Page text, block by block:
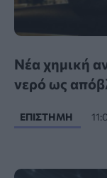
Νέα χημική
νερό ως
ΕΠΙΣΤΉΜΗ